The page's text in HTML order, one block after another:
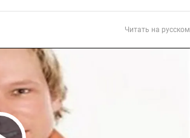
Читать на русском